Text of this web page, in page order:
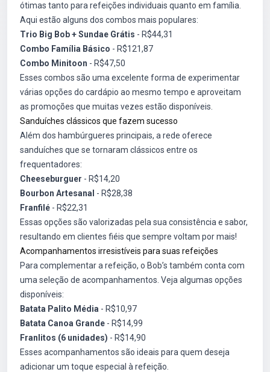
ótimas tanto para refeições individuais quanto em família.
Aqui estão alguns dos combos mais populares:
Trio Big Bob + Sundae Grátis - R$44,31
Combo Família Básico - R$121,87
Combo Minitoon - R$47,50
Esses combos são uma excelente forma de experimentar
várias opções do cardápio ao mesmo tempo e aproveitam
as promoções que muitas vezes estão disponíveis.
Sanduíches clássicos que fazem sucesso
Além dos hambúrgueres principais, a rede oferece
sanduíches que se tornaram clássicos entre os
frequentadores:
Cheeseburguer - R$14,20
Bourbon Artesanal - R$28,38
Franfilé - R$22,31
Essas opções são valorizadas pela sua consistência e sabor,
resultando em clientes fiéis que sempre voltam por mais!
Acompanhamentos irresistíveis para suas refeições
Para complementar a refeição, o Bob’s também conta com
uma seleção de acompanhamentos. Veja algumas opções
disponíveis:
Batata Palito Média - R$10,97
Batata Canoa Grande - R$14,99
Franlitos (6 unidades) - R$14,90
Esses acompanhamentos são ideais para quem deseja
adicionar um toque especial à refeição.